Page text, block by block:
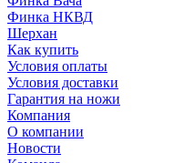
Финка НКВД
Шерхан
Как купить
Условия оплаты
Условия доставки
Гарантия на ножи
Компания
О компании
Новости